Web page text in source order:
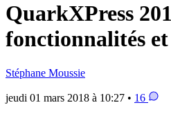
QuarkXPress
fonctionnalités
Stéphane Moussie
jeudi 01 mars 2018 à 10:27 • 16